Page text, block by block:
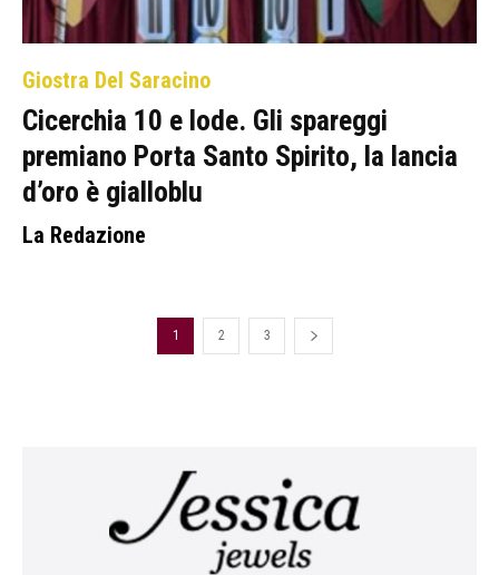
Giostra Del Saracino
Cicerchia 10 e lode. Gli spareggi
premiano Porta Santo Spirito, la lancia
d’oro è gialloblu
La Redazione
1 2 3